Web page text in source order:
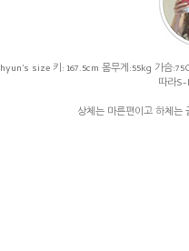
hyun's size 키: 167.5cm 몸무게:55kg 가슴
따라
상체는 마른편이고 하체는